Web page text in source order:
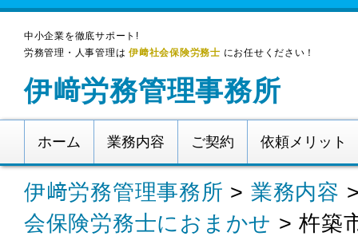
中小企業を徹底サポート!
労務管理・人事管理は伊﨑社会保険労務士 にお任せください！
伊﨑労務管理事務所
ホーム 業務内容 ご契約 依頼メリット
伊﨑労務管理事務所 > 業務内容
会保険労務士におまかせ >杵築